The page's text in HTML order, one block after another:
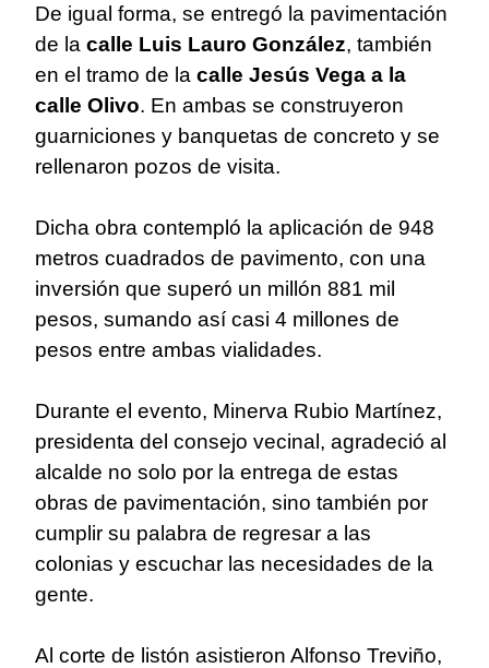
De igual forma, se entregó la pavimentación
de la calle Luis Lauro González, también
en el tramo de la calle Jesús Vega a la
calle Olivo. En ambas se construyeron
guarniciones y banquetas de concreto y se
rellenaron pozos de visita.
Dicha obra contempló la aplicación de 948
metros cuadrados de pavimento, con una
inversión que superó un millón 881 mil
pesos, sumando así casi 4 millones de
pesos entre ambas vialidades.
Durante el evento, Minerva Rubio Martínez,
presidenta del consejo vecinal, agradeció al
alcalde no solo por la entrega de estas
obras de pavimentación, sino también por
cumplir su palabra de regresar a las
colonias y escuchar las necesidades de la
gente.
Al corte de listón asistieron Alfonso Treviño,